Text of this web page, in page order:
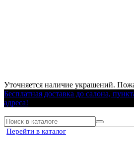
Уточняется наличие украшений.
Бесплатная доставка до салона,
адреса!
Перейти в каталог